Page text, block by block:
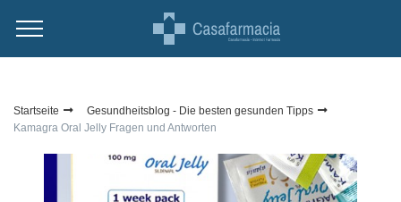
Startseite
Gesundheitsblog - Die besten gesunden Tipps
Kamagra Oral Jelly Fragen und Antworten